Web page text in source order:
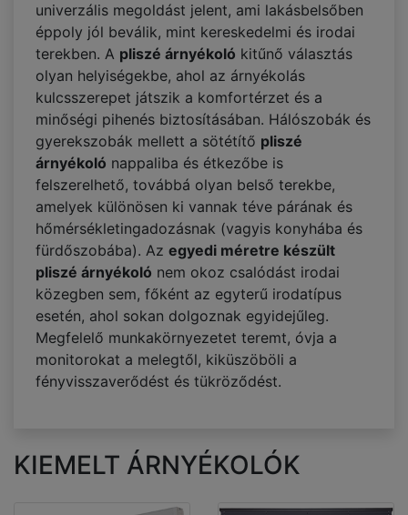
univerzális megoldást jelent, ami lakásbelsőben
éppoly jól beválik, mint kereskedelmi és irodai
terekben. A pliszé árnyékoló kitűnő választás
olyan helyiségekbe, ahol az árnyékolás
kulcsszerepet játszik a komfortérzet és a
minőségi pihenés biztosításában. Hálószobák és
gyerekszobák mellett a sötétítő pliszé
árnyékoló nappaliba és étkezőbe is
felszerelhető, továbbá olyan belső terekbe,
amelyek különösen ki vannak téve párának és
hőmérsékletingadozásnak (vagyis konyhába és
fürdőszobába). Az egyedi méretre készült
pliszé árnyékoló nem okoz csalódást irodai
közegben sem, főként az egyterű irodatípus
esetén, ahol sokan dolgoznak egyidejűleg.
Megfelelő munkakörnyezetet teremt, óvja a
monitorokat a melegtől, kiküszöböli a
fényvisszaverődést és tükröződést.
KIEMELT ÁRNYÉKOLÓK